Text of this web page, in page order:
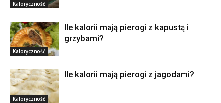
Kaloryczność
Kaloryczność
Ile kalorii mają pierogi z kapustą i
grzybami?
Kaloryczność
Ile kalorii mają pierogi z jagodami?